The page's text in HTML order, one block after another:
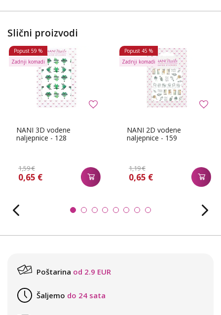
Slični proizvodi
NANI 3D vodene
naljepnice - 128
1,59 €
0,65 €
Popust 59 %
Zadnji komadi
NANI 2D vodene
naljepnice - 159
1,19 €
0,65 €
Popust 45 %
Zadnji komadi
Poštarina od 2.9 EUR
Šaljemo do 24 sata